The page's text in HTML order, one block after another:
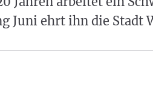
Juni ehrt ihn die Stadt